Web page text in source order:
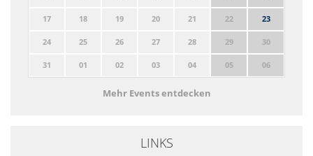
17 18 19 20 21 22 23
24 25 26 27 28 29 30
31 01 02 03 04 05 06
Mehr Events entdecken
LINKS